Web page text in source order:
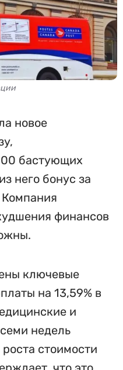
новое
бастующих
него бонус за
Компания
финансов
ключевые
на 13,59% в
и
недель
стоимости